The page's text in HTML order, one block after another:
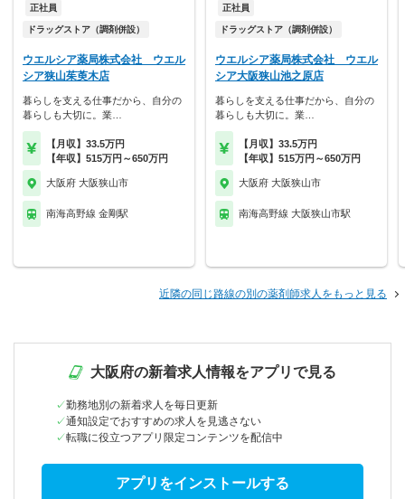
正社員
ドラッグストア（調剤併設）
ウエルシア薬局株式会社 ウエル
シア狭山茱萸木店
暮らしを支える仕事だから、自分の
暮らしも大切に。業…
【月収】33.5万円
【年収】515万円～650万円
大阪府 大阪狭山市
南海高野線 金剛駅
正社員
ドラッグストア（調剤併設）
ウエルシア薬局株式会社 ウエル
シア大阪狭山池之原店
暮らしを支える仕事だから、自分の
暮らしも大切に。業…
【月収】33.5万円
【年収】515万円～650万円
大阪府 大阪狭山市
南海高野線 大阪狭山市駅
近隣の同じ路線の別の薬剤師求人をもっと見る
大阪府の新着求人情報をアプリで見る
勤務地別の新着求人を毎日更新
通知設定でおすすめの求人を見逃さない
転職に役立つアプリ限定コンテンツを配信中
アプリをインストールする